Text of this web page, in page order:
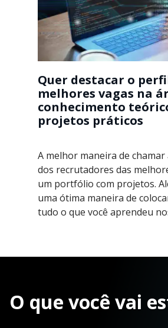
Quer destacar o
melhores vagas na
conhecimento
projetos práticos
A melhor maneira de chamar
dos recrutadores das
um portfólio com projetos.
uma ótima maneira de
tudo o que você aprendeu
O que você vai